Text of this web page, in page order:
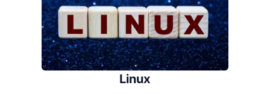
Linux